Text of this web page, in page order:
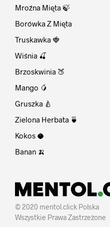
Mroźna Mięta 🍃
Borówka Z Mięta
Truskawka 🍓
Wiśnia 🍒
Brzoskwinia 🍑
Mango 🥭
Gruszka 🍐
Zielona Herbata 🍵
Kokos 🥥
Banan 🍌
© 2020 mentol.click Polska
Wszystkie Prawa Zastrzeżone